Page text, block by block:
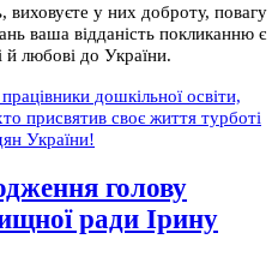
виховуєте у них доброту, повагу
ваша відданість покликанню є
любові до України.
дошкільної освіти,
присвятив своє життя турботі
України!
голову
ради Ірину